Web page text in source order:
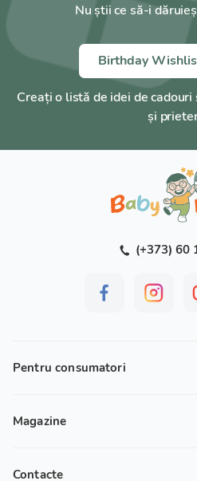
Nu știi ce să-i
Birthday
Creați o listă de idei de
și
(+373) 60
Pentru consumatori
Magazine
Contacte